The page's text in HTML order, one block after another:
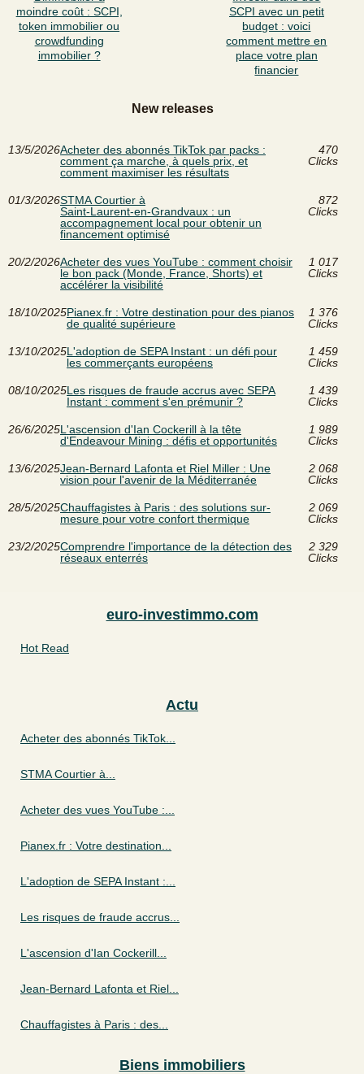
moindre coût : SCPI,
token immobilier ou
crowdfunding
immobilier ?
SCPI avec un petit
budget : voici
comment mettre en
place votre plan
financier
New releases
13/5/2026Acheter des abonnés TikTok par packs :
comment ça marche, à quels prix, et
comment maximiser les résultats
470
Clicks
01/3/2026STMA Courtier à
Saint‑Laurent‑en‑Grandvaux : un
accompagnement local pour obtenir un
financement optimisé
872
Clicks
20/2/2026Acheter des vues YouTube : comment choisir
le bon pack (Monde, France, Shorts) et
accélérer la visibilité
1 017
Clicks
18/10/2025Pianex.fr : Votre destination pour des pianos
de qualité supérieure
1 376
Clicks
13/10/2025L'adoption de SEPA Instant : un défi pour
les commerçants européens
1 459
Clicks
08/10/2025Les risques de fraude accrus avec SEPA
Instant : comment s'en prémunir ?
1 439
Clicks
26/6/2025L'ascension d'Ian Cockerill à la tête
d'Endeavour Mining : défis et opportunités
1 989
Clicks
13/6/2025Jean-Bernard Lafonta et Riel Miller : Une
vision pour l'avenir de la Méditerranée
2 068
Clicks
28/5/2025Chauffagistes à Paris : des solutions sur-
mesure pour votre confort thermique
2 069
Clicks
23/2/2025Comprendre l'importance de la détection des
réseaux enterrés
2 329
Clicks
euro-investimmo.com
Hot Read
Actu
Acheter des abonnés TikTok...
STMA Courtier à...
Acheter des vues YouTube :...
Pianex.fr : Votre destination...
L'adoption de SEPA Instant :...
Les risques de fraude accrus...
L'ascension d'Ian Cockerill...
Jean-Bernard Lafonta et Riel...
Chauffagistes à Paris : des...
Biens immobiliers